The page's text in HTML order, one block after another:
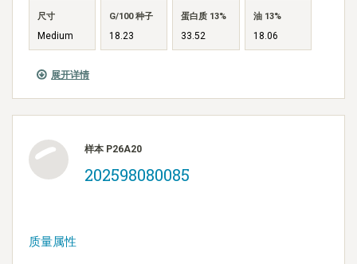
展开详情
尺寸
Medium
G/100 种子
18.23
蛋白质 13%
33.52
油 13%
18.06
样本 P26A20
202598080085
质量属性